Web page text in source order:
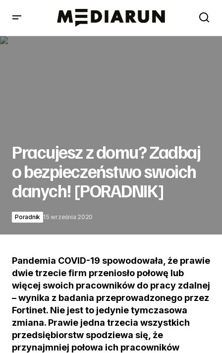
Pracujesz z domu? Zadbaj
o bezpieczeństwo swoich
danych! [PORADNIK]
Poradnik 15 września 2020
Pandemia COVID-19 spowodowała, że prawie
dwie trzecie firm przeniosło połowę lub
więcej swoich pracowników do pracy zdalnej
– wynika z badania przeprowadzonego przez
Fortinet. Nie jest to jedynie tymczasowa
zmiana. Prawie jedna trzecia wszystkich
przedsiębiorstw spodziewa się, że
przynajmniej połowa ich pracowników